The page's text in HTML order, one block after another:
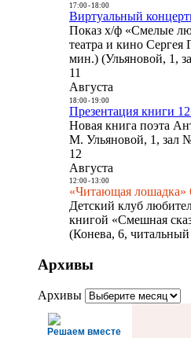
17:00- 18:00
Виртуальный
Показ х/ф «Смелые
театра и кино
мин.) (Ульяновой, 1,
11
Августа
18:00- 19:00
Презентация книги
Новая книга поэта
М. Ульяновой, 1, зал
12
Августа
12:00- 13:00
«Читающая лошадка»
Детский клуб
книгой «Смешная
(Конева, 6, читальный
Архивы
Архивы
Решаем вместе